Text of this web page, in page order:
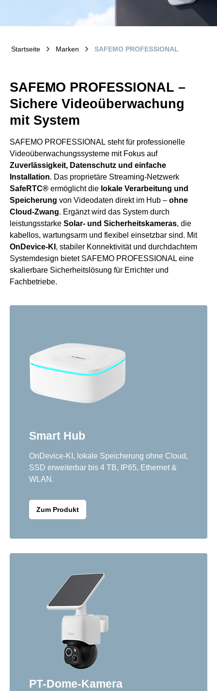
Startseite Marken SAFEMO PROFESSIONAL
SAFEMO PROFESSIONAL –
Sichere Videoüberwachung
mit System
SAFEMO PROFESSIONAL steht für professionelle
Videoüberwachungssysteme mit Fokus auf
Zuverlässigkeit, Datenschutz und einfache
Installation. Das proprietäre Streaming-Netzwerk
SafeRTC® ermöglicht die lokale Verarbeitung und
Speicherung von Videodaten direkt im Hub – ohne
Cloud-Zwang. Ergänzt wird das System durch
leistungsstarke Solar- und Sicherheitskameras, die
kabellos, wartungsarm und flexibel einsetzbar sind. Mit
OnDevice-KI , stabiler Konnektivität und durchdachtem
Systemdesign bietet SAFEMO PROFESSIONAL eine
skalierbare Sicherheitslösung für Errichter und
Fachbetriebe.
Smart Hub
OnDevice-KI, lokale Speicherung ohne Cloud,
SSD erweiterbar bis 4 TB, IP65, Ethernet &
WLAN.
Zum Produkt
PT-Dome-Kamera